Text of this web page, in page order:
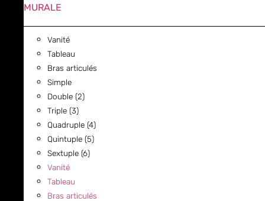
MURALE
Vanité
Tableau
Bras articulés
Simple
Double (2)
Triple (3)
Quadruple (4)
Quintuple (5)
Sextuple (6)
Vanité
Tableau
Bras articulés